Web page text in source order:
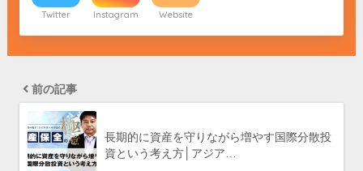
Twitter Instagram Website
前の記事
長期的に資産を守りながら増やす国際分散投
資という考え方│アジア…